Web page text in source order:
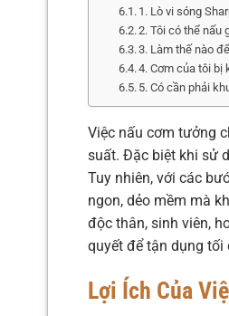
1. Lò vi sóng
2. Tôi có thể nấu
3. Làm thế nào
4. Cơm của tôi bị
5. Có cần phải
Việc nấu cơm tưởng
suất. Đặc biệt khi sử
Tuy nhiên, với các
ngon, dẻo mềm mà
độc thân, sinh viên,
quyết để tận dụng tối
Lợi Ích Của